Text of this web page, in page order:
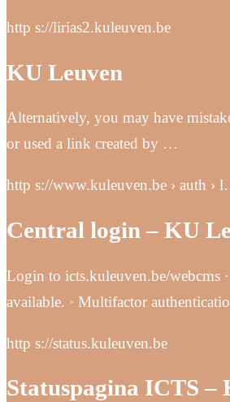
http s://lirias2.kuleuven.be
KU Leuven
Alternatively, you may have
or used a link created by …
http s://www.kuleuven.be › auth ›
Central login – KU
Login to icts.kuleuven.be/webcms
available. · Multifactor
http s://status.kuleuven.be
Statuspagina ICTS –